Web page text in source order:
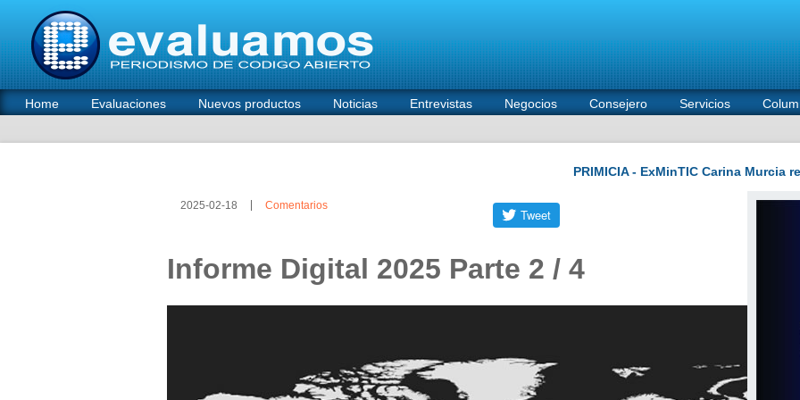
Home Evaluaciones Nuevos productos Noticias Entrevistas Negocios Consejero Servicios
2025-02-18 Comentarios
Informe Digital 2025 Parte 2 / 4